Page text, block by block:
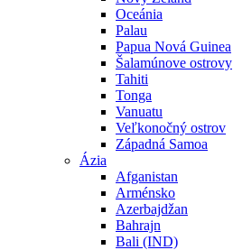
Oceánia
Palau
Papua Nová Guinea
Šalamúnove ostrovy
Tahiti
Tonga
Vanuatu
Veľkonočný ostrov
Západná Samoa
Ázia
Afganistan
Arménsko
Azerbajdžan
Bahrajn
Bali (IND)